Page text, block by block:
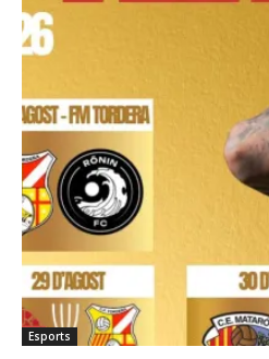
Esports